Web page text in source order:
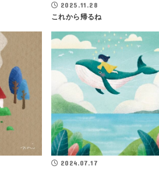
2025.11.28
これから帰るね
2024.07.17